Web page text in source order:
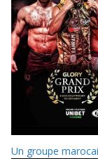
Un groupe